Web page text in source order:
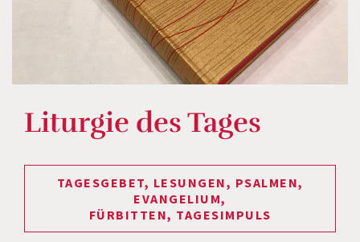
Liturgie des Tages
TAGESGEBET, LESUNGEN, PSALMEN,
EVANGELIUM,
FÜRBITTEN, TAGESIMPULS